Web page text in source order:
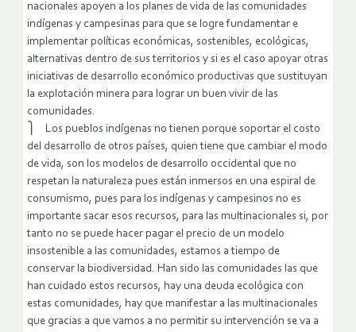
nacionales apoyen a los planes de vida de las comunidades
indígenas y campesinas para que se logre fundamentar e
implementar políticas económicas, sostenibles, ecológicas,
alternativas dentro de sus territorios y si es el caso apoyar otras
iniciativas de desarrollo económico productivas que sustituyan
la explotación minera para lograr un buen vivir de las
comunidades.
⎫ Los pueblos indígenas no tienen porque soportar el costo
del desarrollo de otros países, quien tiene que cambiar el modo
de vida, son los modelos de desarrollo occidental que no
respetan la naturaleza pues están inmersos en una espiral de
consumismo, pues para los indígenas y campesinos no es
importante sacar esos recursos, para las multinacionales si, por
tanto no se puede hacer pagar el precio de un modelo
insostenible a las comunidades, estamos a tiempo de
conservar la biodiversidad. Han sido las comunidades las que
han cuidado estos recursos, hay una deuda ecológica con
estas comunidades, hay que manifestar a las multinacionales
que gracias a que vamos a no permitir su intervención se va a